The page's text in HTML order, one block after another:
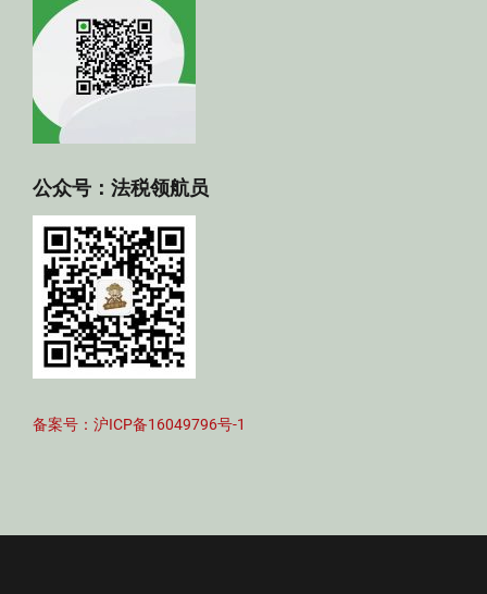
公众号：法税领航员
备案号：沪ICP备16049796号-1